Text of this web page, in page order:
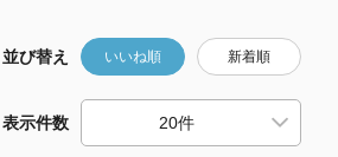
並び替え いいね順 新着順
表示件数